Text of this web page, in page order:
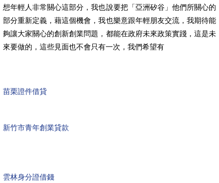
想年輕人非常關心這部分，我也說要把「亞洲矽谷」他們所關心的
部分重新定義，藉這個機會，我也樂意跟年輕朋友交流，我期待能
夠讓大家關心的創新創業問題，都能在政府未來政策實踐，這是未
來要做的，這些見面也不會只有一次，我們希望有
苗栗證件借貸
新竹市青年創業貸款
雲林身分證借錢